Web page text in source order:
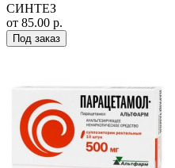
СИНТЕЗ
от 85.00 р.
Под заказ